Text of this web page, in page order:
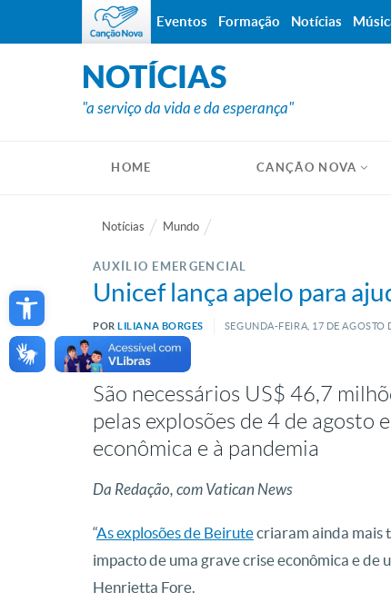
Open toolbar
NOTÍCIAS
"a serviço da vida e da esperança"
HOME CANÇÃO NOVA
Notícias Mundo
AUXÍLIO EMERGENCIAL
Unicef lança apelo para
PORLILIANA BORGES SEGUNDA-FEIRA, 17 DE AGOSTO
São necessários US$ 46,7
pelas explosões de 4 de agosto
econômica e à pandemia
Da Redação, com Vatican News
“As explosões de Beirutecriaram ainda mais
impacto de uma grave crise econômica e de
Henrietta Fore.
Eventos Formação Notícias